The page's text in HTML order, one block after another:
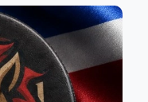
очередей;
— выгодные